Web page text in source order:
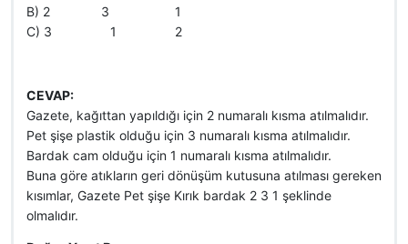
B) 2 3 1
C) 3 1 2
CEVAP:
Gazete, kağıttan yapıldığı için 2 numaralı kısma atılmalıdır.
Pet şişe plastik olduğu için 3 numaralı kısma atılmalıdır.
Bardak cam olduğu için 1 numaralı kısma atılmalıdır.
Buna göre atıkların geri dönüşüm kutusuna atılması gereken
kısımlar, Gazete Pet şişe Kırık bardak 2 3 1 şeklinde
olmalıdır.